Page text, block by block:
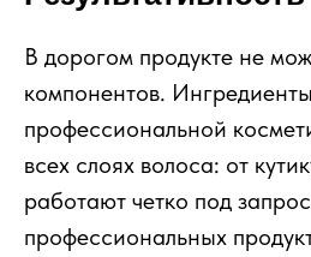
В дорогом продукте не
компонентов. Ингредиенты
профессиональной
всех слоях волоса: от
работают четко под
профессиональных